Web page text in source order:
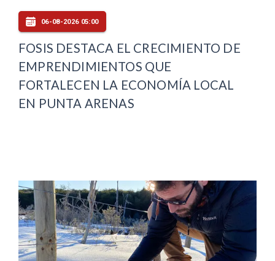
06-08-2026 05:00
FOSIS DESTACA EL CRECIMIENTO DE
EMPRENDIMIENTOS QUE
FORTALECEN LA ECONOMÍA LOCAL
EN PUNTA ARENAS